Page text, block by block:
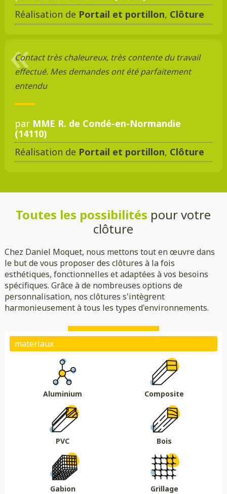
Réalisation de Portail et portillon, Clôture
Contact très chaleureux, très contente du travail
effectué. Mes demandes ont été parfaitement
entendu
par MME R. de Condé-en-Normandie
(14110)
Réalisation de Portail et portillon, Clôture
Toutes les possibilités pour votre
clôture
Chez Daniel Moquet, nous mettons tout en œuvre dans
le but de vous proposer des clôtures à la fois
esthétiques, fonctionnelles et adaptées à vos besoins
spécifiques. Grâce à de nombreuses options de
personnalisation, nos clôtures s'intègrent
harmonieusement à tous les types d'environnements.
Aluminium Composite
PVC Bois
Gabion Grillage
Plein
Essences de bois
Coloris au choix
DMC 301
DMC 303 B
DMC 304
DMC 305
Barrière acoustique
Tour piscine
Couvertine